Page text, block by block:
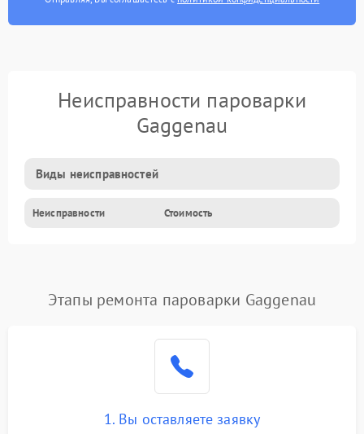
Неисправности пароварки
Gaggenau
Виды неисправностей
Неисправности Стоимость
Этапы ремонта пароварки Gaggenau
1. Вы оставляете заявку